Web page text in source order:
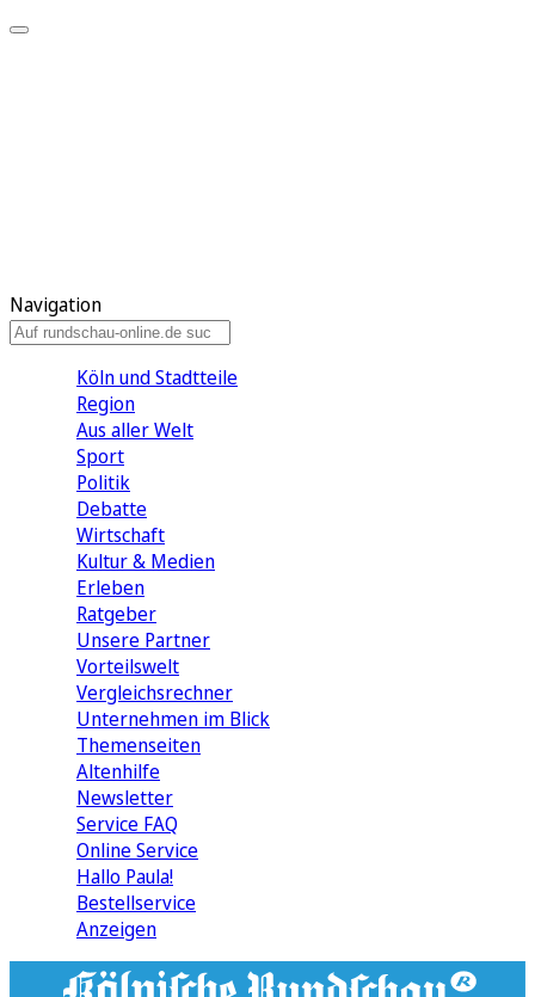
Navigation
Köln und Stadtteile
Region
Aus aller Welt
Sport
Politik
Debatte
Wirtschaft
Kultur & Medien
Erleben
Ratgeber
Unsere Partner
Vorteilswelt
Vergleichsrechner
Unternehmen im Blick
Themenseiten
Altenhilfe
Newsletter
Service FAQ
Online Service
Hallo Paula!
Bestellservice
Anzeigen